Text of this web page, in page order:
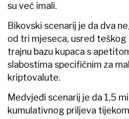
su već imali.
Bikovski scenarij je da dva
od tri mjeseca, usred teškog
trajnu bazu kupaca s
slabostima specifičnim za
kriptovalute.
Medvjeđi scenarij je da 1,5
kumulativnog priljeva